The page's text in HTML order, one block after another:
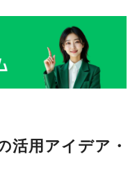
活用アイデア・